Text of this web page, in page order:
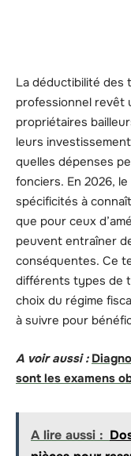
La déductibilité des
professionnel revêt
propriétaires
leurs
quelles dépenses
fonciers. En 2026,
spécificités à
que pour ceux
peuvent entraîner
conséquentes. Ce
différents types de
choix du régime
à suivre pour
A voir aussi :
sont les examens
A lire aussi :